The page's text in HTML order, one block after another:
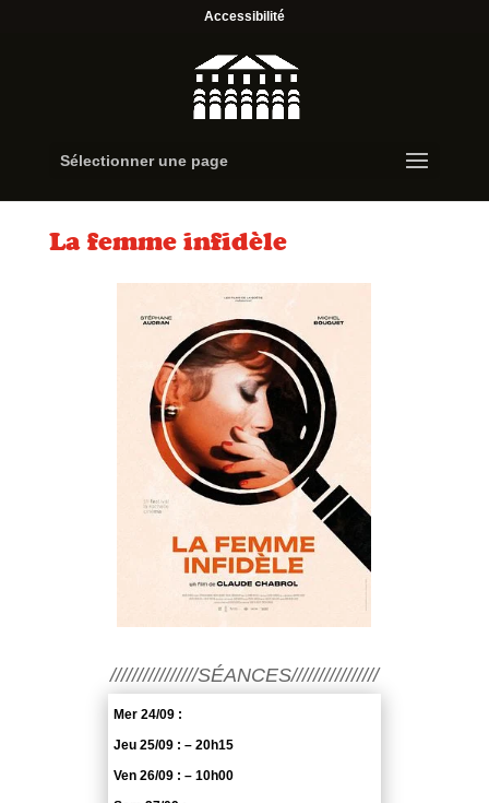
Accessibilité
Sélectionner une page
La femme infidèle
////////////////SÉANCES////////////////
Mer 24/09 :
Jeu 25/09 : – 20h15
Ven 26/09 : – 10h00